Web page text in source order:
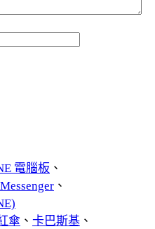
電腦板 、
、
傘 、 卡巴斯基 、